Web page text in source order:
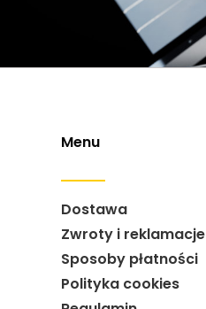
Menu
Dostawa
Zwroty i reklamacje
Sposoby płatności
Polityka cookies